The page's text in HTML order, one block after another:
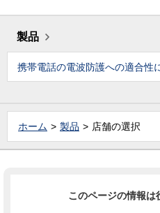
製品
携帯電話の電波防護への適合性
ホーム 製品 店舗の選択
このページの情報は